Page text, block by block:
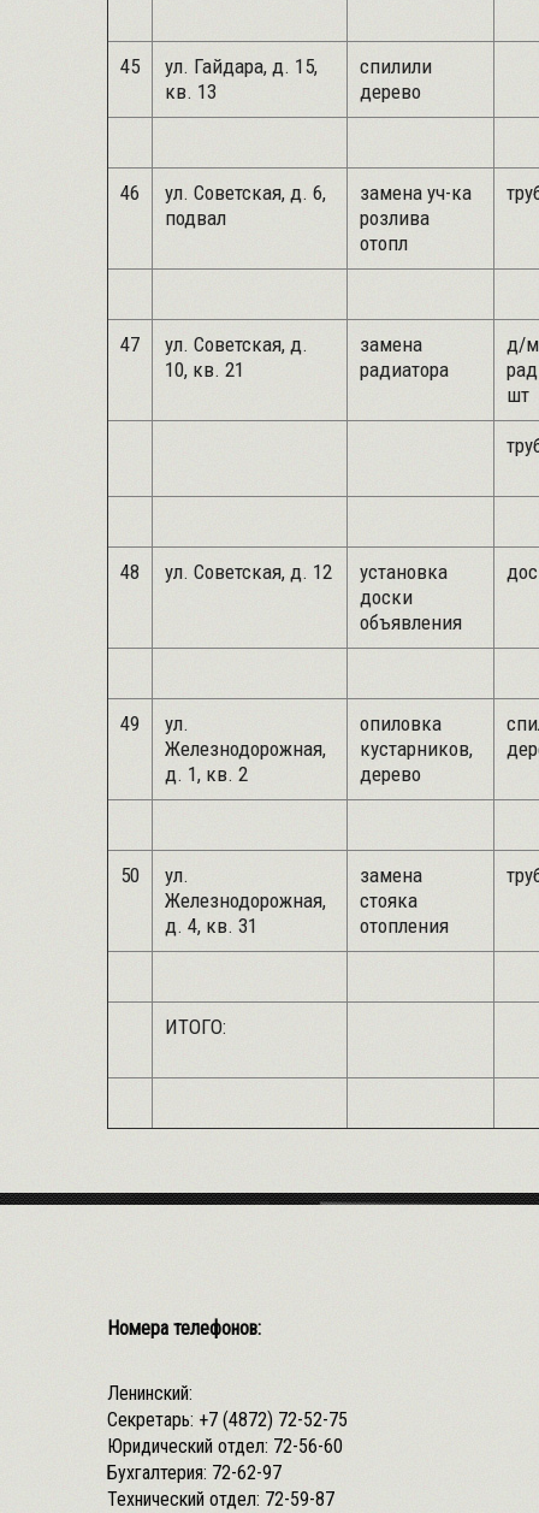
45
ул. Гайдара, д. 15,
кв. 13
спилили
дерево
46
ул. Советская, д. 6,
подвал
замена уч-ка
розлива
отопл
47
ул. Советская, д.
10, кв. 21
замена
радиатора
д/м
шт
48 ул. Советская, д. 12
установка
доски
объявления
49
ул.
Железнодорожная,
д. 1, кв. 2
опиловка
кустарников,
дерево
50
ул.
Железнодорожная,
д. 4, кв. 31
замена
стояка
отопления
ИТОГО:
Номера телефонов:
Ленинский:
Секретарь: +7 (4872) 72-52-75
Юридический отдел: 72-56-60
Бухгалтерия: 72-62-97
Технический отдел: 72-59-87